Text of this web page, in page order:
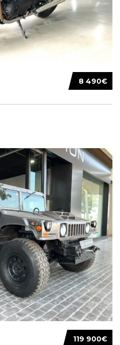
8 490€
119 900€